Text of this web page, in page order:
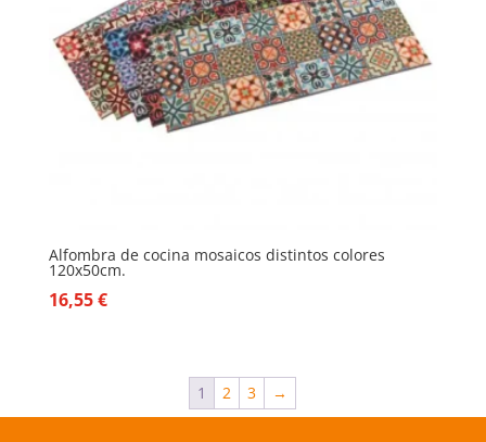
Alfombra de cocina mosaicos distintos colores
120x50cm.
16,55€
1 2 3 →